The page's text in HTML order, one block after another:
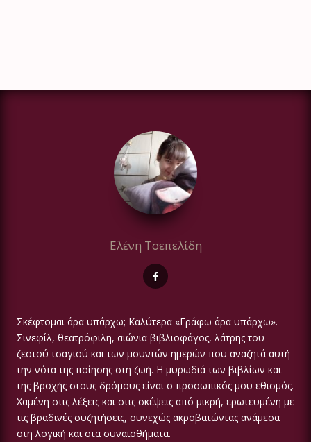
Ελένη Τσεπελίδη
Σκέφτομαι άρα υπάρχω; Καλύτερα «Γράφω άρα υπάρχω».
Σινεφίλ, θεατρόφιλη, αιώνια βιβλιοφάγος, λάτρης του
ζεστού τσαγιού και των μουντών ημερών που αναζητά αυτή
την νότα της ποίησης στη ζωή. Η μυρωδιά των βιβλίων και
της βροχής στους δρόμους είναι ο προσωπικός μου εθισμός.
Χαμένη στις λέξεις και στις σκέψεις από μικρή, ερωτευμένη με
τις βραδινές συζητήσεις, συνεχώς ακροβατώντας ανάμεσα
στη λογική και στα συναισθήματα.